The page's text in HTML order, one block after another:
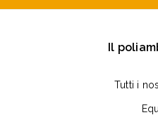
Il
Tutti i